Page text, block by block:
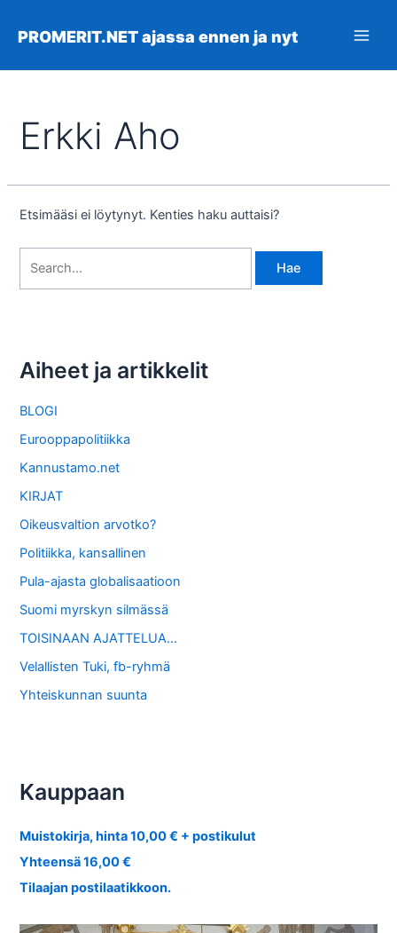
sisältöön
PROMERIT.NET ajassa ennen ja nyt
Erkki Aho
Etsimääsi ei löytynyt. Kenties haku auttaisi?
for:
Aiheet ja artikkelit
BLOGI
Eurooppapolitiikka
Kannustamo.net
KIRJAT
Oikeusvaltion arvotko?
Politiikka, kansallinen
Pula-ajasta globalisaatioon
Suomi myrskyn silmässä
TOISINAAN AJATTELUA…
Velallisten Tuki, fb-ryhmä
Yhteiskunnan suunta
Kauppaan
Muistokirja, hinta 10,00 € + postikulut
Yhteensä 16,00 €
Tilaajan postilaatikkoon.